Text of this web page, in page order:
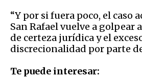
“Y por si fuera poco, el caso
San Rafael vuelve a golpear
de certeza jurídica y el
discrecionalidad por parte
Te puede interesar: